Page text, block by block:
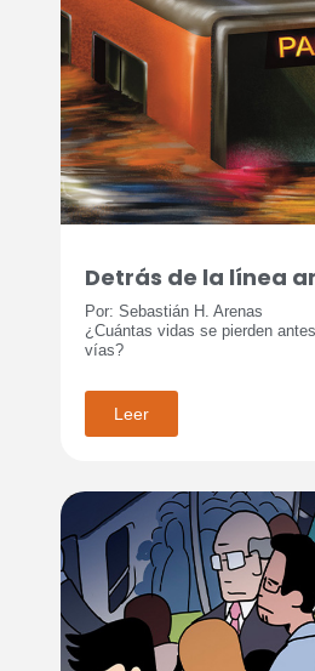
Detrás de la línea
Por: Sebastián H. Arenas
¿Cuántas vidas se pierden
vías?
Leer